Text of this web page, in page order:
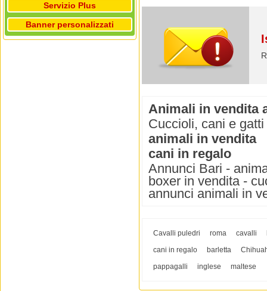
Servizio Plus
Banner personalizzati
Animali in vendita
Cuccioli, cani e
animali in vendita
cani in regalo
Annunci Bari -
boxer in vendita -
annunci animali in
Cavalli puledri roma cavalli
cani in regalo
barletta
pappagalli
inglese maltese